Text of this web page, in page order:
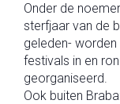
Onder de
sterfjaar van de
geleden- worden
festivals in en
georganiseerd.
Ook buiten